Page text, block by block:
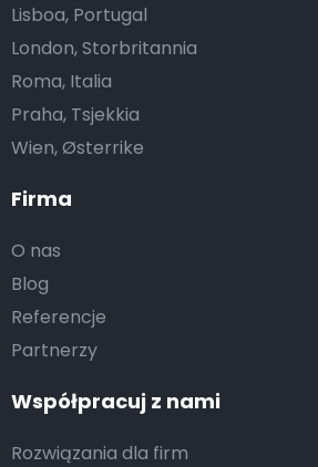
Firma
O nas
Blog
Referencje
Partnerzy
Współpracuj z nami
Rozwiązania dla firm
Lisboa, Portugal
London, Storbritannia
Roma, Italia
Praha, Tsjekkia
Wien, Østerrike